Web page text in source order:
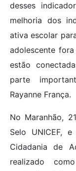
desses
melhoria dos
ativa escolar
adolescente
estão
parte
Rayanne França.
No Maranhão,
Selo UNICEF,
Cidadania de
realizado